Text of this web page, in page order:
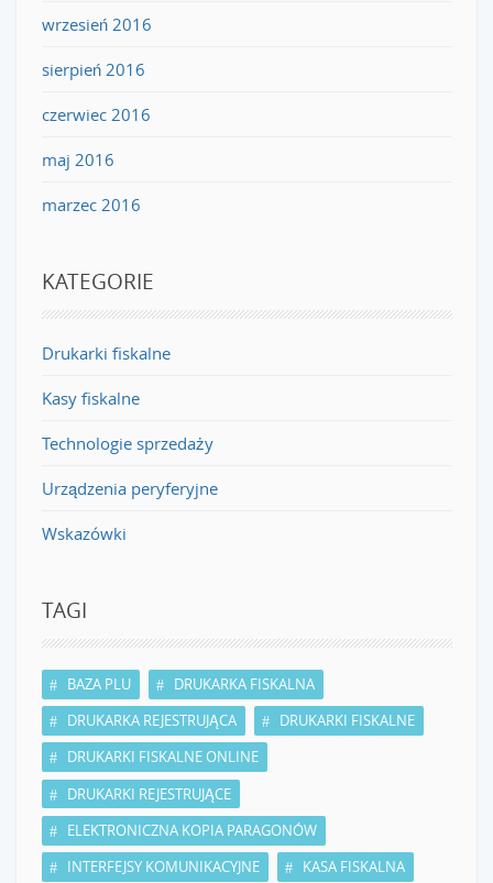
wrzesień 2016
sierpień 2016
czerwiec 2016
maj 2016
marzec 2016
KATEGORIE
Drukarki fiskalne
Kasy fiskalne
Technologie sprzedaży
Urządzenia peryferyjne
Wskazówki
TAGI
BAZA PLU
DRUKARKA FISKALNA
DRUKARKA REJESTRUJĄCA
DRUKARKI FISKALNE
DRUKARKI FISKALNE ONLINE
DRUKARKI REJESTRUJĄCE
ELEKTRONICZNA KOPIA PARAGONÓW
INTERFEJSY KOMUNIKACYJNE
KASA FISKALNA